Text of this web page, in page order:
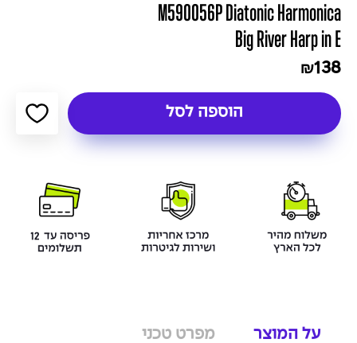
M590056P Diatonic Harmonica
Big River Harp in E
₪138
הוספה לסל
על המוצר מפרט טכני